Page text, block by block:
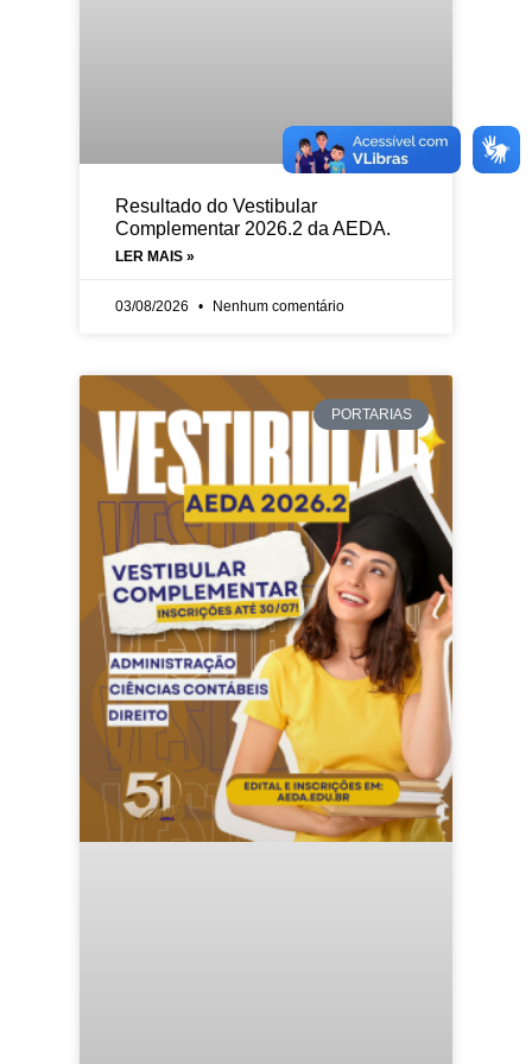
Resultado do Vestibular
Complementar 2026.2 da AEDA.
LER MAIS »
03/08/2026 Nenhum comentário
PORTARIAS